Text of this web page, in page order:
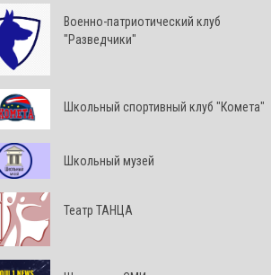
Военно-патриотический клуб
"Разведчики"
Школьный спортивный клуб "Комета"
Школьный музей
Театр ТАНЦА